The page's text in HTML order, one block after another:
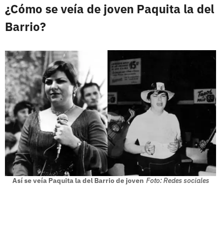
¿Cómo se veía de joven Paquita la del
Barrio?
Así se veía Paquita la del Barrio de joven Foto: Redes sociales